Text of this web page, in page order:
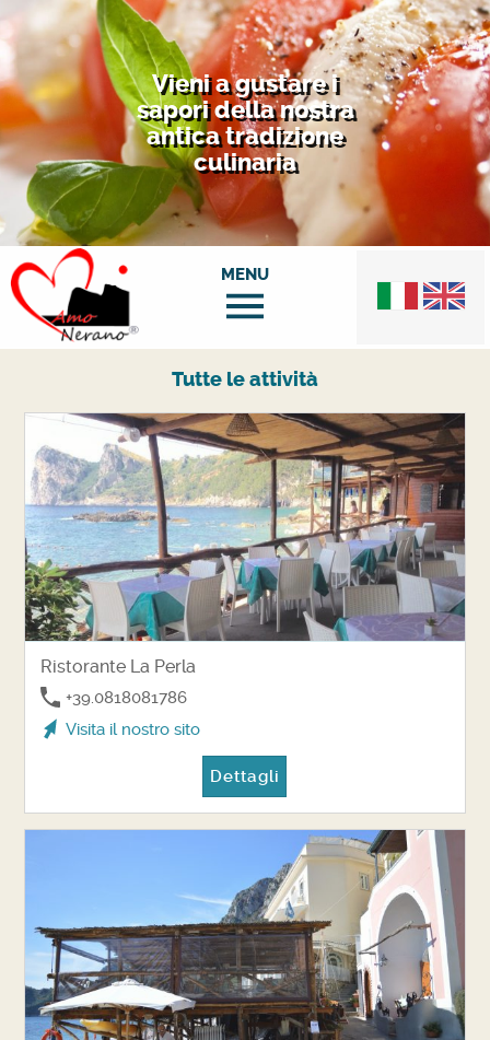
Vieni a gustare i
sapori della nostra
antica tradizione
culinaria
Tutte le attività
Ristorante La Perla
+39.0818081786
Visita il nostro sito
Dettagli